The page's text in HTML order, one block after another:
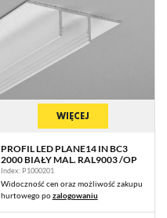
WIĘCEJ
PROFIL LED PLANE14 IN BC3
2000 BIAŁY MAL. RAL9003 /OP
Index: P1000201
Widoczność cen oraz możliwość zakupu
hurtowego pozalogowaniu